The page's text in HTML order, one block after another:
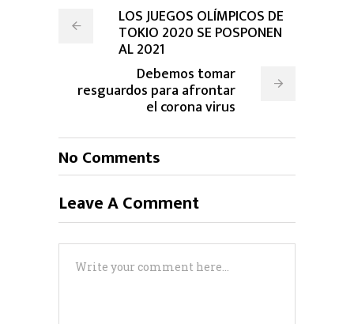
LOS JUEGOS OLÍMPICOS DE
TOKIO 2020 SE POSPONEN
AL 2021
Debemos tomar
resguardos para afrontar
el corona virus
No Comments
Leave A Comment